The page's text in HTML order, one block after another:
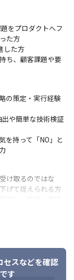
よる代替案を提
的な可否に関わら
し、社内外の合意
/ How）」に集中
届けるのか」「ど
Why / Go-to-
・市場・プロダク
化と事業成長の両
をプロダクトへフ
た方
した方
ち、顧客課題や要
の策定・実行経験
出や簡単な技術検証
を持って「NO」と
け取るのではな
げて捉えられる方
全体に波及するプ
セスなどを確認
す